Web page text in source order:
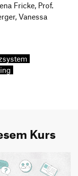
Fricke, Prof.
Vanessa
Kurs